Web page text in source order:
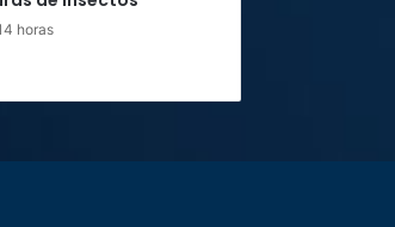
horas